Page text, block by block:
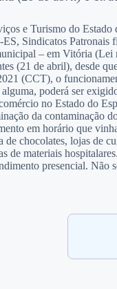
e Turismo do
Sindicatos
– em Vitória
(21 de abril), desde
(CCT), o
poderá ser
no Estado do
da
em horário que
chocolates, lojas de
de materiais
presencial.